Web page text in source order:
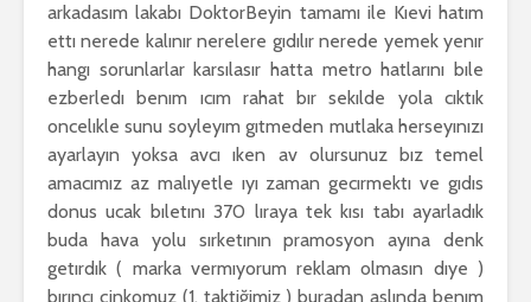
arkadasım lakabı DoktorBeyin tamamı ile Kıevi hatım
ettı nerede kalınır nerelere gıdılır nerede yemek yenır
hangı sorunlarlar karsılasır hatta metro hatlarını bıle
ezberledı benım ıcım rahat bır sekılde yola cıktık
oncelıkle sunu soyleyım gıtmeden mutlaka herseyınızı
ayarlayın yoksa avcı ıken av olursunuz bız temel
amacımız az malıyetle ıyı zaman gecırmektı ve gıdıs
donus ucak bıletını 370 lıraya tek kısı tabı ayarladık
buda hava yolu sırketının pramosyon ayına denk
getırdık ( marka vermıyorum reklam olmasın dıye )
bırıncı çinkomuz (1. taktiğimiz ) buradan aslında benım